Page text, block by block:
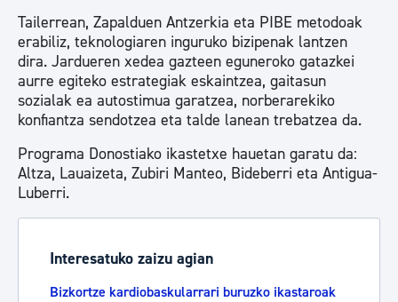
Tailerrean, Zapalduen Antzerkia eta PIBE metodoak
erabiliz, teknologiaren inguruko bizipenak lantzen
dira. Jardueren xedea gazteen eguneroko gatazkei
aurre egiteko estrategiak eskaintzea, gaitasun
sozialak ea autostimua garatzea, norberarekiko
konfiantza sendotzea eta talde lanean trebatzea da.
Programa Donostiako ikastetxe hauetan garatu da:
Altza, Lauaizeta, Zubiri Manteo, Bideberri eta Antigua-
Luberri.
Interesatuko zaizu agian
Bizkortze kardiobaskularrari buruzko ikastaroak